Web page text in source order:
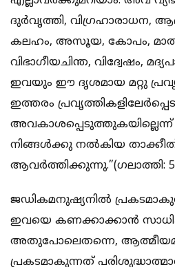
ദുര്‍വൃത്തി, വിഗ്രഹാരാധന,
കലഹം, അസൂയ, കോപം,
വിഭാഗീയചിന്ത, വിദ്വേഷം,
ഇവയും ഈ ദൃശമായ മറ്റു
ഇത്തരം
നിങ്ങള്‍ക്കു നല്‍കിയ
ആവര്‍ത്തിക്കുന്നു.”(ഗലാത്തി: 5;
ജഡികമനുഷ്യനില്‍
ഇവയെ കണക്കാക്കാന്‍
അതുപോലെതന്നെ,
പ്രകടമാകുന്നത്